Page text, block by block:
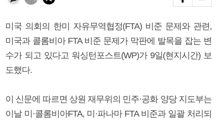
미국 의회의 한미 자유무역협정(FTA) 비준 문제와 관련,
미국과 콜롬비아 FTA 비준 문제가 막판에 발목을 잡는 변
수가 되고 있다고 워싱턴포스트(WP)가 9일(현지시간) 보
도했다.
이 신문에 따르면 상원 재무위의 민주·공화 양당 지도부는
이날 미·콜롬비아FTA, 미·파나마 FTA 비준과 일괄 처리되